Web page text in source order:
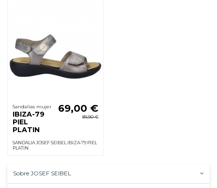
Sandalias mujer
IBIZA-79
PIEL
PLATIN
69,00 €
89,90 €
SANDALIA JOSEF SEIBEL IBIZA-79 PIEL
PLATIN
Sobre JOSEF SEIBEL